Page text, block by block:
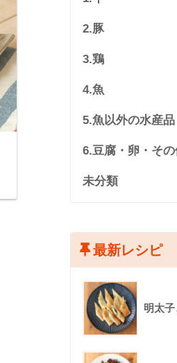
2.豚
3.鶏
4.魚
5.魚以外の水産品
6.豆腐・卵・そ
未分類
最新レシピ
明太